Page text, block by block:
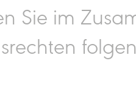
Sie im